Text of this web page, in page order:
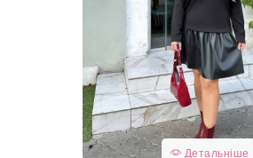
Детальніше